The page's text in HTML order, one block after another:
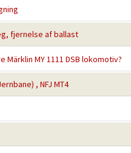
fjernelse af ballast
Märklin MY 1111 DSB lokomotiv?
, NFJ MT4